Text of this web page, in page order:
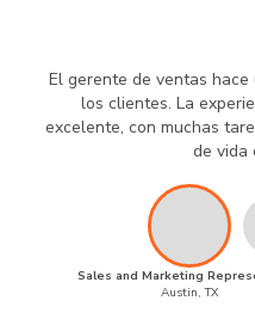
El gerente de ventas
los clientes. La
excelente, con muchas
de vida
Sales and Marketing
Austin, TX